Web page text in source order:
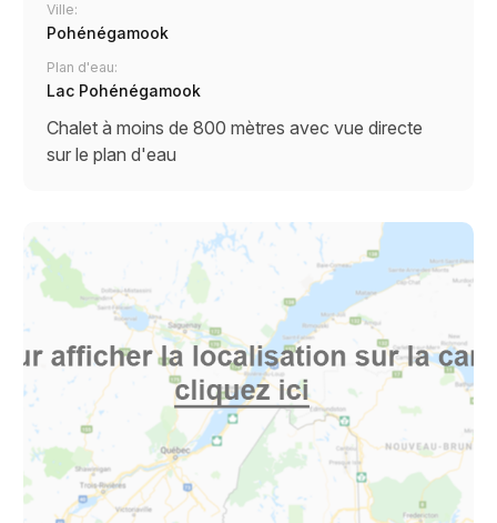
Ville:
Pohénégamook
Plan d'eau:
Lac Pohénégamook
Chalet à moins de 800 mètres avec vue directe
sur le plan d'eau